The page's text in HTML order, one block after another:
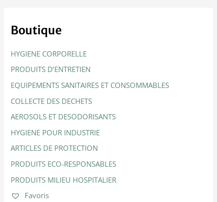
Boutique
HYGIENE CORPORELLE
PRODUITS D’ENTRETIEN
EQUIPEMENTS SANITAIRES ET CONSOMMABLES
COLLECTE DES DECHETS
AEROSOLS ET DESODORISANTS
HYGIENE POUR INDUSTRIE
ARTICLES DE PROTECTION
PRODUITS ECO-RESPONSABLES
PRODUITS MILIEU HOSPITALIER
Favoris